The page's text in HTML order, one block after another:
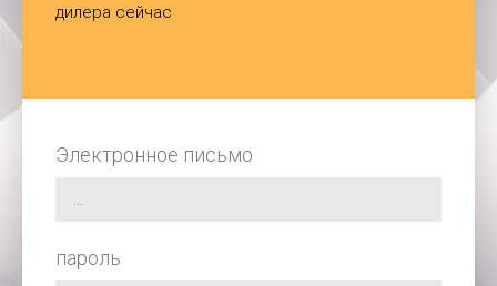
дилера сейчас
Электронное письмо
пароль